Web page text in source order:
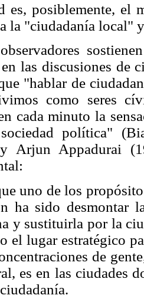
es, posiblemente, el
la "ciudadanía local"
las discusiones de
"hablar de
como seres
cada minuto la
política"
Arjun Appadurai
uno de los
ha sido desmontar
y sustituirla por la
el lugar estratégico
de
es en las ciudades